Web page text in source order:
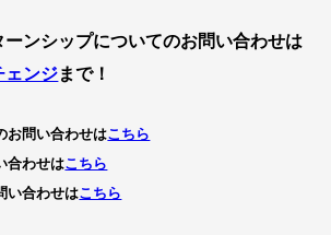
ンシップについてのお問い合わせは
ェンジまで！
お問い合わせはこちら
合わせはこちら
い合わせはこちら